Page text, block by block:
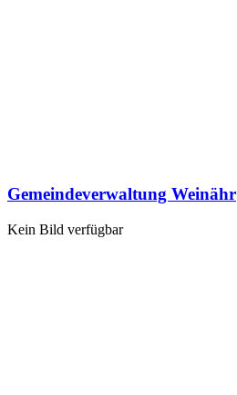
Gemeindeverwaltung Weinähr
Kein Bild verfügbar